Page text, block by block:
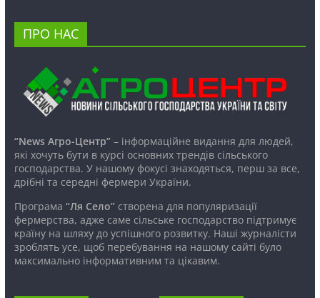
ПРО НАС
“News Агро-Центр”– інформаційне видання для людей,
які хочуть бути в курсі основних трендів сільського
господарства. У нашому фокусі знаходяться, перш за все,
дрібні та середні фермери України.
Програма “Ля Село”створена для популяризації
фермерства, адже саме сільське господарство підтримує
країну на шляху до успішного розвитку. Наші журналісти
зроблять усе, щоб перебування на нашому сайті було
максимально інформативним та цікавим.